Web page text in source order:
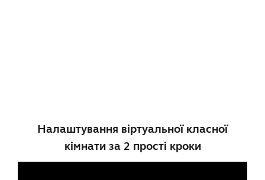
Налаштування віртуальної класної
кімнати за 2 прості кроки